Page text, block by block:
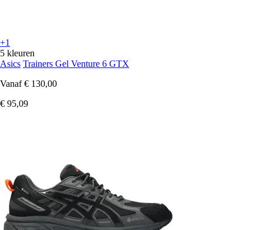
+1
5 kleuren
Asics Trainers Gel Venture 6 GTX
Vanaf € 130,00
€ 95,09